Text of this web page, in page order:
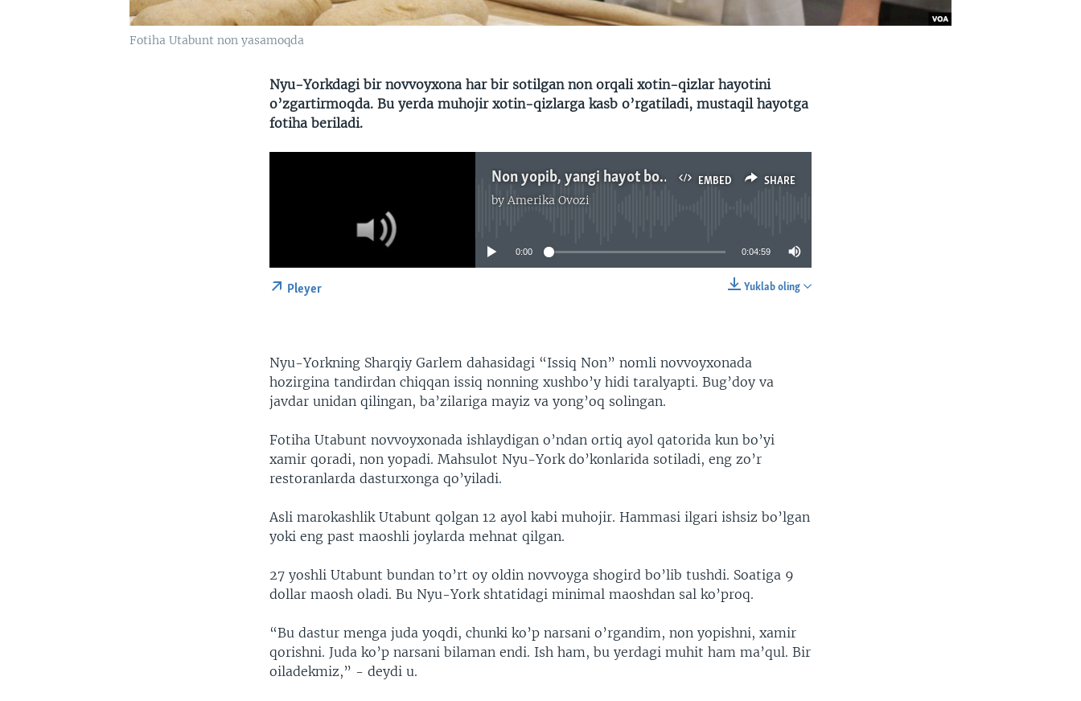
Fotiha Utabunt non yasamoqda
Nyu-Yorkdagi bir novvoyxona har bir sotilgan non orqali xotin-qizlar hayotini
o’zgartirmoqda. Bu yerda muhojir xotin-qizlarga kasb o’rgatiladi, mustaqil hayotga
fotiha beriladi.
EMBED SHARE
Non yopib, yangi hayot boshlayotgan muhojir ayollar/Navbahor Imamova
byAmerika Ovozi
No media source currently available
0:00 0:04:59
Yuklab oling
Pleyer
Nyu-Yorkning Sharqiy Garlem dahasidagi “Issiq Non” nomli novvoyxonada
hozirgina tandirdan chiqqan issiq nonning xushbo’y hidi taralyapti. Bug’doy va
javdar unidan qilingan, ba’zilariga mayiz va yong’oq solingan.
Fotiha Utabunt novvoyxonada ishlaydigan o’ndan ortiq ayol qatorida kun bo’yi
xamir qoradi, non yopadi. Mahsulot Nyu-York do’konlarida sotiladi, eng zo’r
restoranlarda dasturxonga qo’yiladi.
Asli marokashlik Utabunt qolgan 12 ayol kabi muhojir. Hammasi ilgari ishsiz bo’lgan
yoki eng past maoshli joylarda mehnat qilgan.
27 yoshli Utabunt bundan to’rt oy oldin novvoyga shogird bo’lib tushdi. Soatiga 9
dollar maosh oladi. Bu Nyu-York shtatidagi minimal maoshdan sal ko’proq.
“Bu dastur menga juda yoqdi, chunki ko’p narsani o’rgandim, non yopishni, xamir
qorishni. Juda ko’p narsani bilaman endi. Ish ham, bu yerdagi muhit ham ma’qul. Bir
oiladekmiz,” - deydi u.